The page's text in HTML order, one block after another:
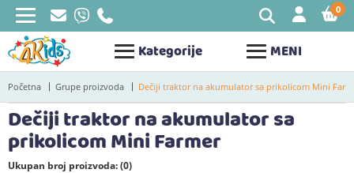
Kategorije MENI
0
Početna Grupe proizvoda Dečiji traktor na akumulator sa prikolicom Mini
Dečiji traktor na akumulator sa
prikolicom Mini Farmer
Ukupan broj proizvoda: (0)